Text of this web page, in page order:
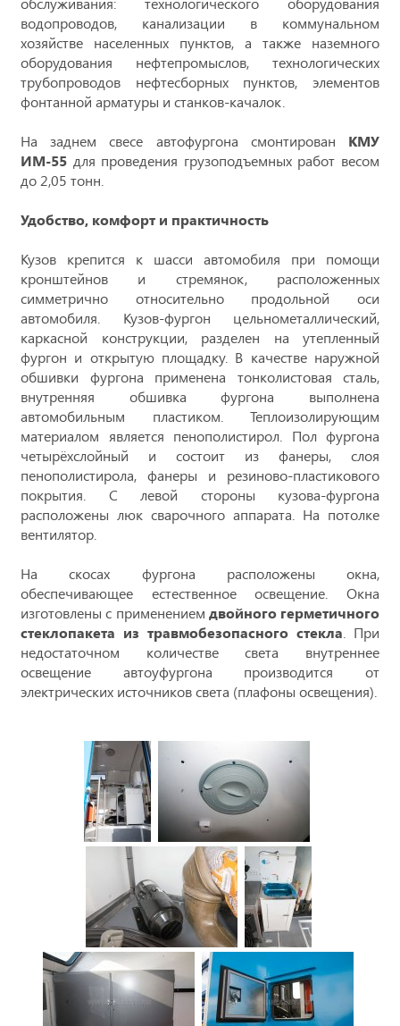
водопроводов, канализации в коммунальном
хозяйстве населенных пунктов, а также наземного
оборудования нефтепромыслов, технологических
трубопроводов нефтесборных пунктов, элементов
фонтанной арматуры и станков-качалок.
На заднем свесе автофургона смонтирован КМУ
ИМ-55 для проведения грузоподъемных работ весом
до 2,05 тонн.
Удобство, комфорт и практичность
Кузов крепится к шасси автомобиля при помощи
кронштейнов и стремянок, расположенных
симметрично относительно продольной оси
автомобиля. Кузов-фургон цельнометаллический,
каркасной конструкции, разделен на утепленный
фургон и открытую площадку. В качестве наружной
обшивки фургона применена тонколистовая сталь,
внутренняя обшивка фургона выполнена
автомобильным пластиком. Теплоизолирующим
материалом является пенополистирол. Пол фургона
четырёхслойный и состоит из фанеры, слоя
пенополистирола, фанеры и резиново-пластикового
покрытия. С левой стороны кузова-фургона
расположены люк сварочного аппарата. На потолке
вентилятор.
На скосах фургона расположены окна,
обеспечивающее естественное освещение. Окна
изготовлены с применением двойного герметичного
стеклопакета из травмобезопасного стекла. При
недостаточном количестве света внутреннее
освещение автоуфургона производится от
электрических источников света (плафоны освещения).